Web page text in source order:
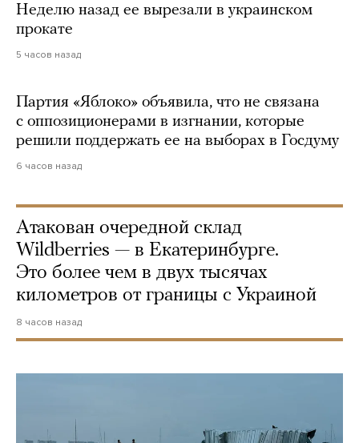
Неделю назад ее вырезали в украинском
прокате
5 часов назад
Партия «Яблоко» объявила, что не связана
с оппозиционерами в изгнании, которые
решили поддержать ее на выборах в Госдуму
6 часов назад
Атакован очередной склад
Wildberries — в Екатеринбурге.
Это более чем в двух тысячах
километров от границы с Украиной
8 часов назад